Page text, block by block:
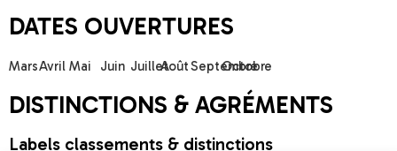
DATES OUVERTURES
MarsAvril Mai Juin JuilletAoûtSeptembre
Octobre
DISTINCTIONS & AGRÉMENTS
Labels classements & distinctions